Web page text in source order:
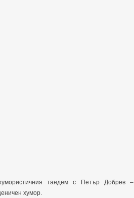
тандем с Петър Добрев –
хумор.